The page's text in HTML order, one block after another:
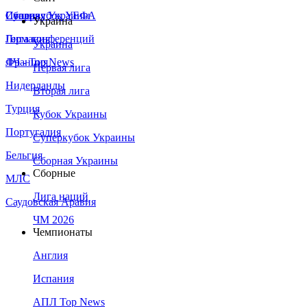
Сборная Украины
Италия
Германия
Франция
Нидерланды
Турция
Португалия
Бельгия
МЛС
Саудовская Аравия
Суперкубок УЕФА
Лига конференций
ЛЧ - Top News
Украина
Украина
Первая лига
Вторая лига
Кубок Украины
Суперкубок Украины
Сборная Украины
Сборные
Лига наций
ЧМ 2026
Чемпионаты
Англия
Испания
АПЛ Top News